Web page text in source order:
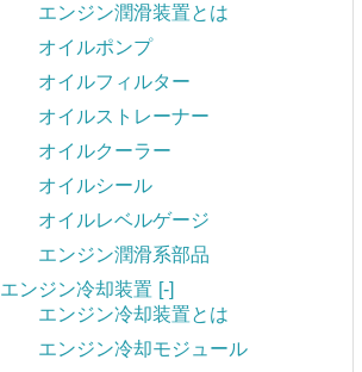
エンジン潤滑装置とは
オイルポンプ
オイルフィルター
オイルストレーナー
オイルクーラー
オイルシール
オイルレベルゲージ
エンジン潤滑系部品
エンジン冷却装置 [-]
エンジン冷却装置とは
エンジン冷却モジュール